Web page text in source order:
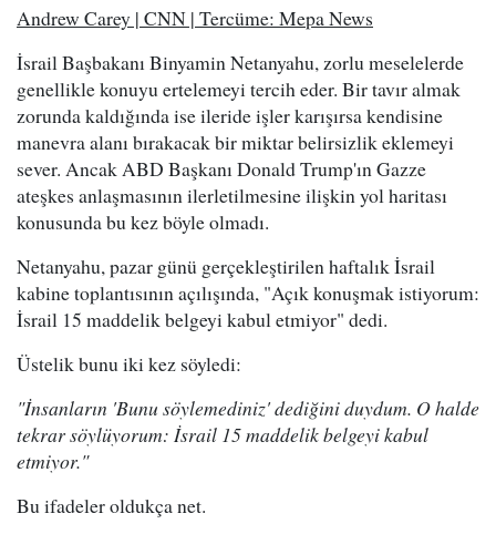
Andrew Carey | CNN | Tercüme: Mepa News
İsrail Başbakanı Binyamin Netanyahu, zorlu meselelerde
genellikle konuyu ertelemeyi tercih eder. Bir tavır almak
zorunda kaldığında ise ileride işler karışırsa kendisine
manevra alanı bırakacak bir miktar belirsizlik eklemeyi
sever. Ancak ABD Başkanı Donald Trump'ın Gazze
ateşkes anlaşmasının ilerletilmesine ilişkin yol haritası
konusunda bu kez böyle olmadı.
Netanyahu, pazar günü gerçekleştirilen haftalık İsrail
kabine toplantısının açılışında, "Açık konuşmak istiyorum:
İsrail 15 maddelik belgeyi kabul etmiyor" dedi.
Üstelik bunu iki kez söyledi:
"İnsanların 'Bunu söylemediniz' dediğini duydum. O halde
tekrar söylüyorum: İsrail 15 maddelik belgeyi kabul
etmiyor."
Bu ifadeler oldukça net.